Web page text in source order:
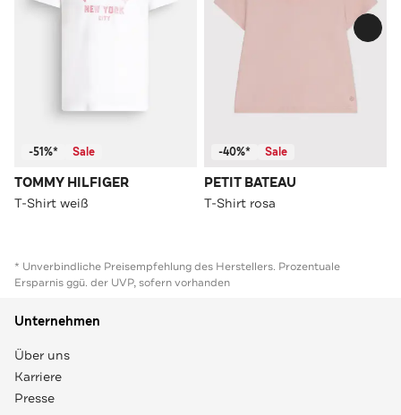
-51%* Sale
TOMMY HILFIGER
T-Shirt weiß
-40%* Sale
PETIT BATEAU
T-Shirt rosa
* Unverbindliche Preisempfehlung des Herstellers. Prozentuale
Ersparnis ggü. der UVP, sofern vorhanden
Unternehmen
Über uns
Karriere
Presse